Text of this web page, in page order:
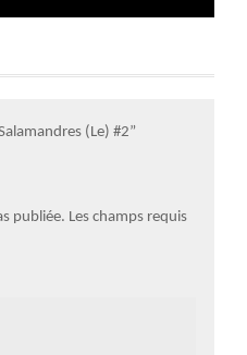
(Le) #2”
publiée. Les champs requis